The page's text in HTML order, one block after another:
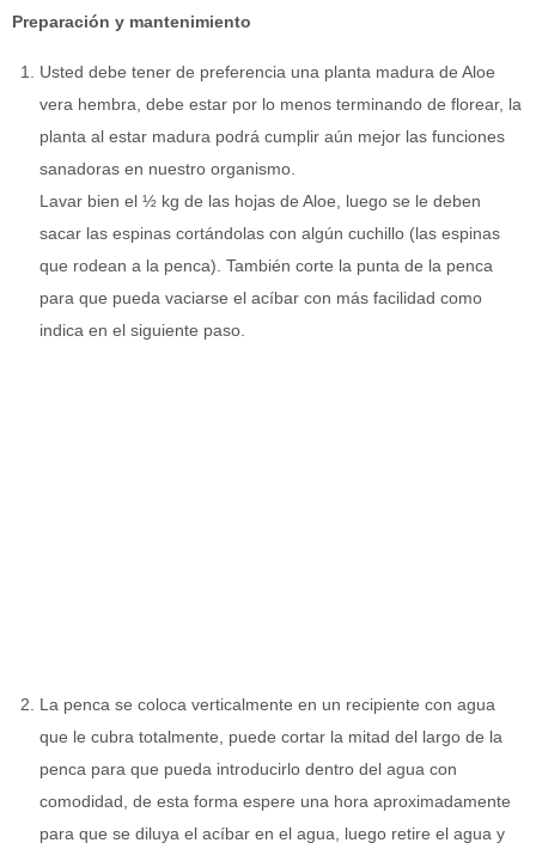
Preparación y mantenimiento
Usted debe tener de preferencia una planta madura de Aloe
vera hembra, debe estar por lo menos terminando de florear, la
planta al estar madura podrá cumplir aún mejor las funciones
sanadoras en nuestro organismo.
Lavar bien el ½ kg de las hojas de Aloe, luego se le deben
sacar las espinas cortándolas con algún cuchillo (las espinas
que rodean a la penca). También corte la punta de la penca
para que pueda vaciarse el acíbar con más facilidad como
indica en el siguiente paso.
La penca se coloca verticalmente en un recipiente con agua
que le cubra totalmente, puede cortar la mitad del largo de la
penca para que pueda introducirlo dentro del agua con
comodidad, de esta forma espere una hora aproximadamente
para que se diluya el acíbar en el agua, luego retire el agua y